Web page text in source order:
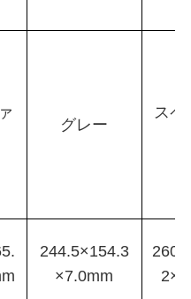
グレー
スペ
244.5×154.3
×7.0mm